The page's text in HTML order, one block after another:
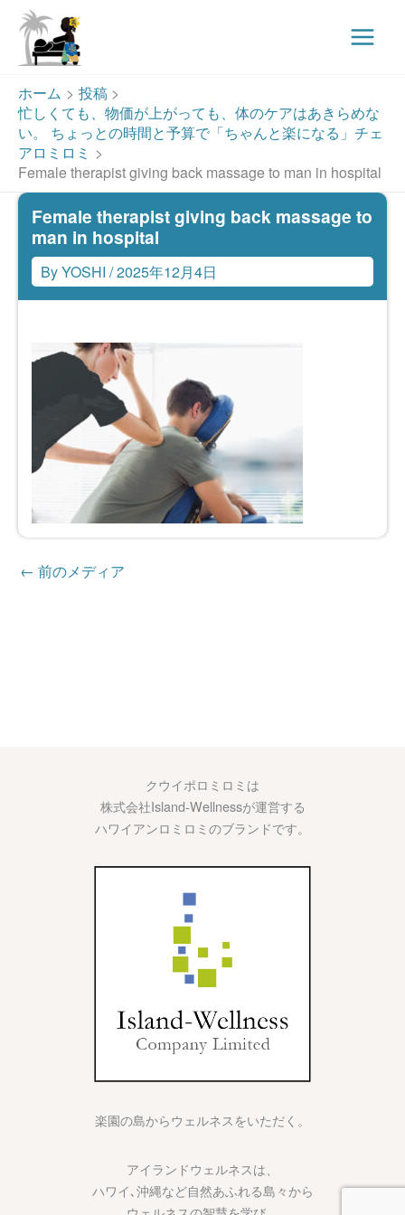
ホーム
投稿
忙しくても、物価が上がっても、体のケアはあきらめな
い。 ちょっとの時間と予算で「ちゃんと楽になる」チェ
アロミロミ
Female therapist giving back massage to man in hospital
Female therapist giving back massage to
man in hospital
ByYOSHI /2025年12月4日
← 前のメディア
クウイポロミロミは
株式会社Island-Wellnessが運営する
ハワイアンロミロミのブランドです。
楽園の島からウェルネスをいただく。
アイランドウェルネスは、
ハワイ､沖縄など自然あふれる島々から